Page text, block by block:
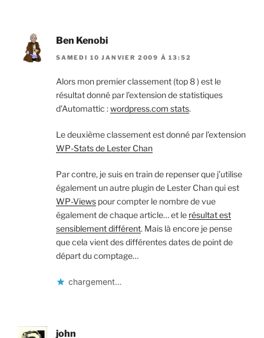
Ben Kenobi
SAMEDI 10 JANVIER 2009 À 13:52
Alors mon premier classement (top 8 ) est le
résultat donné par l’extension de statistiques
d’Automattic :wordpress.com stats.
Le deuxième classement est donné par l’extension
WP-Stats de Lester Chan
Par contre, je suis en train de repenser que j’utilise
également un autre plugin de Lester Chan qui est
WP-Views pour compter le nombre de vue
également de chaque article… et le résultat est
sensiblement différent. Mais là encore je pense
que cela vient des différentes dates de point de
départ du comptage…
chargement…
john